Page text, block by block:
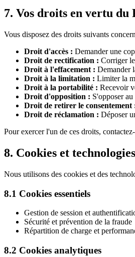
7. Vos droits en vertu
Vous disposez des droits suivants
Droit d'accès : Demander une
Droit de rectification : Corriger
Droit à l'effacement : Demander
Droit à la limitation : Limiter la
Droit à la portabilité : Recevoir
Droit d'opposition : S'opposer
Droit de retirer le consentement
Droit de réclamation : Déposer
Pour exercer l'un de ces droits,
8. Cookies et
Nous utilisons des cookies et des
8.1 Cookies essentiels
Gestion de session et
Sécurité et prévention de la fraude
Répartition de charge et
8.2 Cookies analytiques